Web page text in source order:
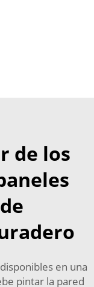
de los
en una
pintar la pared